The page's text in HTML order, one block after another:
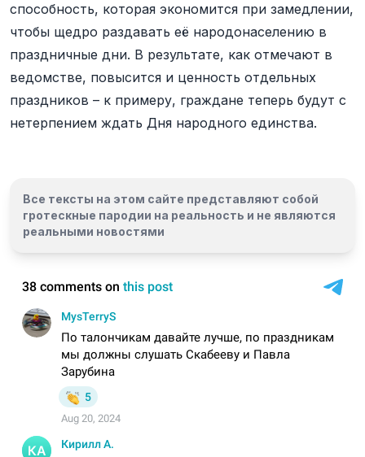
способность, которая экономится при замедлении,
чтобы щедро раздавать её народонаселению в
праздничные дни. В результате, как отмечают в
ведомстве, повысится и ценность отдельных
праздников – к примеру, граждане теперь будут с
нетерпением ждать Дня народного единства.
Все тексты на этом сайте представляют собой
гротескные пародии на реальность и не являются
реальными новостями